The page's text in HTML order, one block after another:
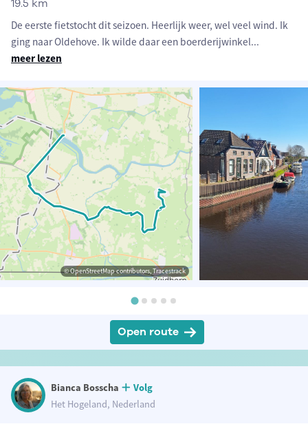
19.5 km
De eerste fietstocht dit seizoen. Heerlijk weer, wel veel wind. Ik
ging naar Oldehove. Ik wilde daar een boerderijwinkel...
meer lezen
© OpenStreetMap contributors, Tracestrack
Open route
Bianca Bosscha
Volg
Het Hogeland, Nederland